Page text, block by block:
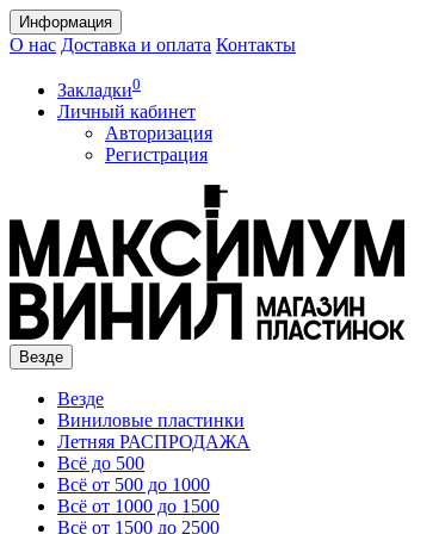
Информация
О нас Доставка и оплата Контакты
Закладки0
Личный кабинет
Авторизация
Регистрация
Везде
Везде
Виниловые пластинки
Летняя РАСПРОДАЖА
Всё до 500
Всё от 500 до 1000
Всё от 1000 до 1500
Всё от 1500 до 2500